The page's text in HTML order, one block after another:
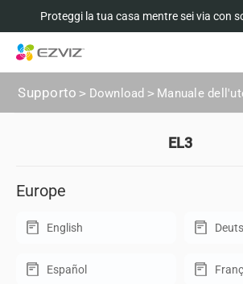
Proteggi la tua casa mentre sei via con
Supporto > Download > Manuale
EL3
Europe
English
Español